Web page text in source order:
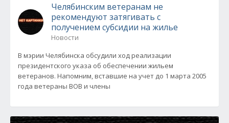
Челябинским ветеранам не
рекомендуют затягивать с
получением субсидии на жилье
Новости
В мэрии Челябинска обсудили ход реализации
президентского указа об обеспечении жильем
ветеранов. Напомним, вставшие на учет до 1 марта 2005
года ветераны ВОВ и члены